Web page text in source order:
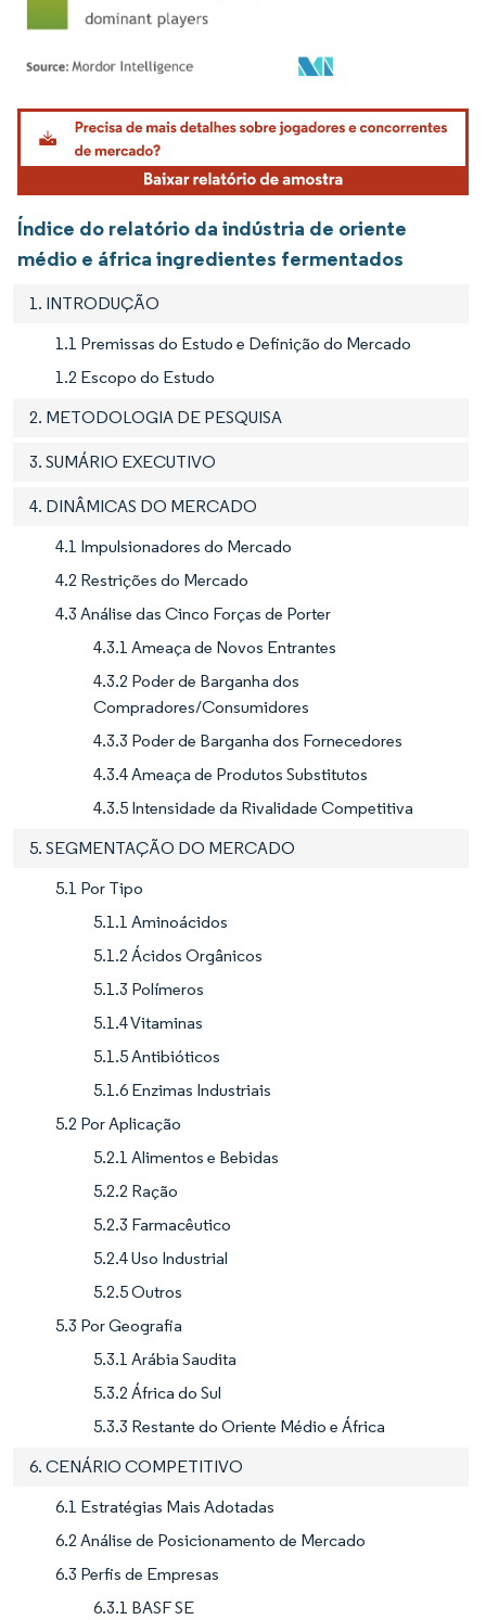
Imagem © Mordor Intelligence. O reuso requer atribuição conforme CC BY 4.0.
Índice do relatório da indústria de oriente
médio e áfrica ingredientes fermentados
1. INTRODUÇÃO
1.1 Premissas do Estudo e Definição do Mercado
1.2 Escopo do Estudo
2. METODOLOGIA DE PESQUISA
3. SUMÁRIO EXECUTIVO
4. DINÂMICAS DO MERCADO
4.1 Impulsionadores do Mercado
4.2 Restrições do Mercado
4.3 Análise das Cinco Forças de Porter
4.3.1 Ameaça de Novos Entrantes
4.3.2 Poder de Barganha dos
Compradores/Consumidores
4.3.3 Poder de Barganha dos Fornecedores
4.3.4 Ameaça de Produtos Substitutos
4.3.5 Intensidade da Rivalidade Competitiva
5. SEGMENTAÇÃO DO MERCADO
5.1 Por Tipo
5.1.1 Aminoácidos
5.1.2 Ácidos Orgânicos
5.1.3 Polímeros
5.1.4 Vitaminas
5.1.5 Antibióticos
5.1.6 Enzimas Industriais
5.2 Por Aplicação
5.2.1 Alimentos e Bebidas
5.2.2 Ração
5.2.3 Farmacêutico
5.2.4 Uso Industrial
5.2.5 Outros
5.3 Por Geografia
5.3.1 Arábia Saudita
5.3.2 África do Sul
5.3.3 Restante do Oriente Médio e África
6. CENÁRIO COMPETITIVO
6.1 Estratégias Mais Adotadas
6.2 Análise de Posicionamento de Mercado
6.3 Perfis de Empresas
6.3.1 BASF SE